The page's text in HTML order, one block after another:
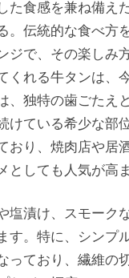
た食感を兼ね備え
。伝統的な食べ方
ジで、その楽しみ
くれる牛タンは、
、独特の歯ごたえ
けている希少な部
おり、焼肉店や居
としても人気が高
塩漬け、スモーク
す。特に、シンプ
っており、繊維の